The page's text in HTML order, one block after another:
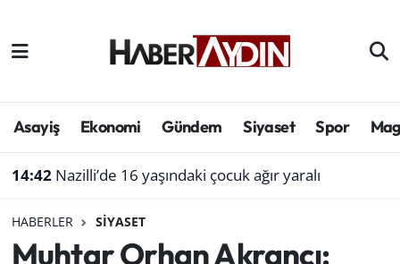
Asayiş Ekonomi Gündem Siyaset Spor
14:42 Nazilli’de 16 yaşındaki çocuk ağır yaralı
HABERLER SIYASET
Muhtar Orhan Akrancı:
Afyonkarahisar
Çevre
Genel
Aydın Hava Durumu
Süper Lig Puan Durumu ve Fikstür
Son Dakika Haberleri